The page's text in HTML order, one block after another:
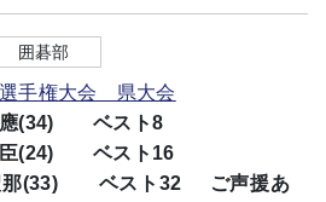
囲碁部
手権大会 県大会
(34) ベスト8
ベスト16
ベスト32 ご声援あ